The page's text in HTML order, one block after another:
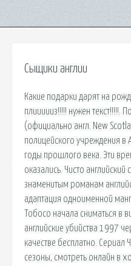
Сыщики англии
Какие подарки дарят на
плиииииз!!!!! нужен текст!!!!!.
(официально англ. New
полицейского учреждения в
годы прошлого века. Эти
оказались. Чисто
знаменитым романам
адаптация одноименной
Тобосо начала сниматься в
английские убийства 1997
качестве бесплатно. Сериал
сезоны, смотреть онлайн в